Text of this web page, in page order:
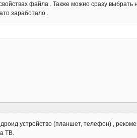
файла . Также можно сразу выбрать
заработало .
устройство (планшет, телефон) ,
ТВ.